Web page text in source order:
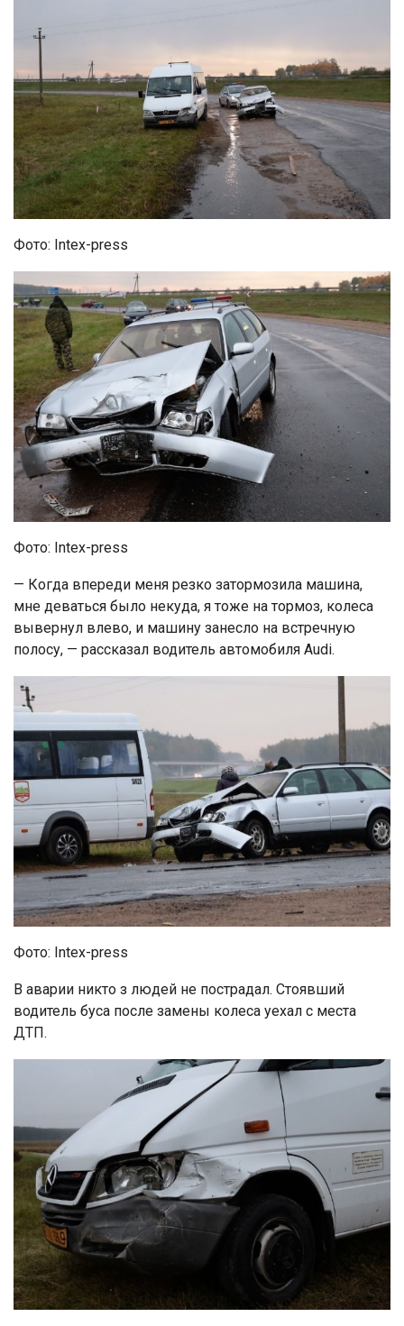
Фото: Intex-press
Фото: Intex-press
— Когда впереди меня резко затормозила машина,
мне деваться было некуда, я тоже на тормоз, колеса
вывернул влево, и машину занесло на встречную
полосу, — рассказал водитель автомобиля Audi.
Фото: Intex-press
В аварии никто з людей не пострадал. Стоявший
водитель буса после замены колеса уехал с места
ДТП.